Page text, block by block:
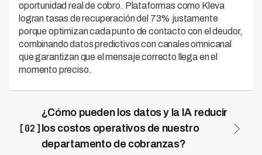
oportunidad real de cobro. Plataformas como Kleva
logran tasas de recuperación del 73% justamente
porque optimizan cada punto de contacto con el deudor,
combinando datos predictivos con canales omnicanal
que garantizan que el mensaje correcto llega en el
momento preciso.
[02]
¿Cómo pueden los datos y la IA reducir
los costos operativos de nuestro
departamento de cobranzas?